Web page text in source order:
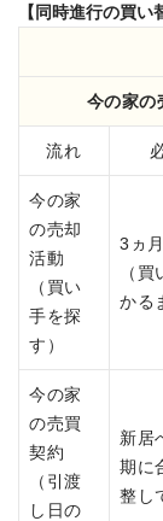
【同時進行の買い
今の家の
流れ
今の家
の売却
活動
（買い
手を探
す）
3ヵ
（
かる
今の家
の売買
契約
（引渡
し日の
新居
期に
整し